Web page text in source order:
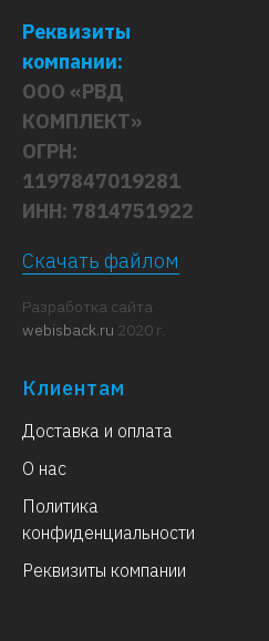
Реквизиты
компании:
ООО «РВД
КОМПЛЕКТ»
ОГРН:
1197847019281
ИНН: 7814751922
Скачать файлом
Разработка сайта
webisback.ru 2020 г.
Клиентам
Доставка и оплата
О нас
Политика
конфиденциальности
Реквизиты компании